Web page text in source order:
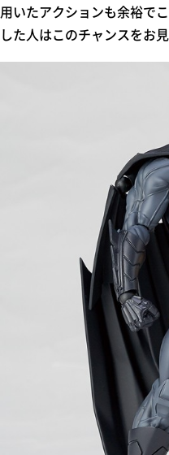
用いたアクションも余裕で
した人はこのチャンスをお